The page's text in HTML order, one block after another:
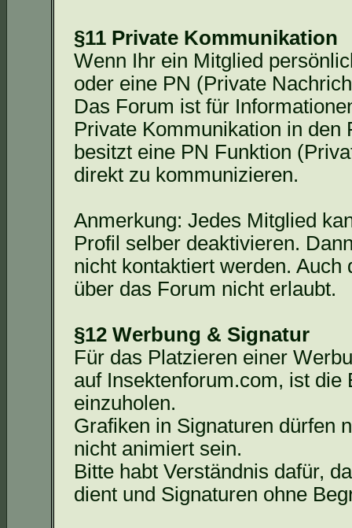
§11 Private Kommunikation
Wenn Ihr ein Mitglied
oder eine PN (Private
Das Forum ist für
Private Kommunikation in
besitzt eine PN Funktion
direkt zu kommunizieren.
Anmerkung: Jedes Mitglied
Profil selber deaktivieren.
nicht kontaktiert werden.
über das Forum nicht erlaubt.
§12 Werbung & Signatur
Für das Platzieren einer
auf Insektenforum.com, ist
einzuholen.
Grafiken in Signaturen dürfen
nicht animiert sein.
Bitte habt Verständnis dafür,
dient und Signaturen ohne